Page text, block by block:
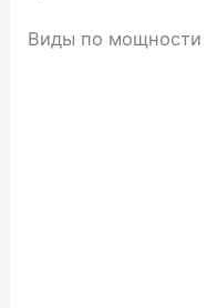
Виды по мощности